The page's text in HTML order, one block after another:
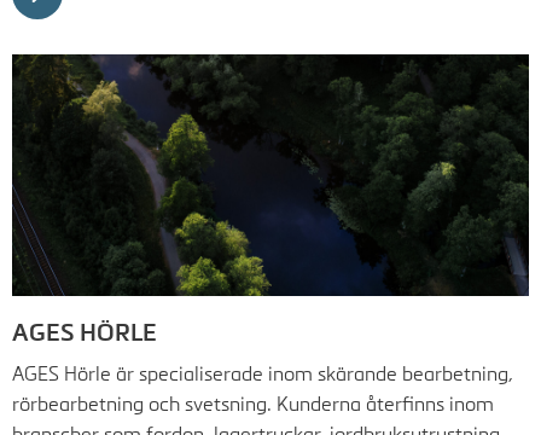
AGES HÖRLE
AGES Hörle är specialiserade inom skärande bearbetning,
rörbearbetning och svetsning. Kunderna återfinns inom